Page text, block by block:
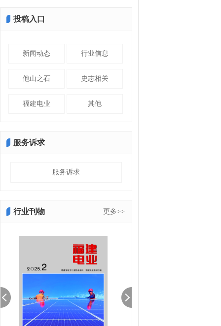
投稿入口
新闻动态 行业信息
他山之石 史志相关
福建电业 其他
服务诉求
服务诉求
更多>>
行业刊物